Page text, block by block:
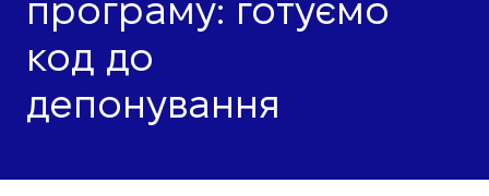
програму: готуємо
код до
депонування